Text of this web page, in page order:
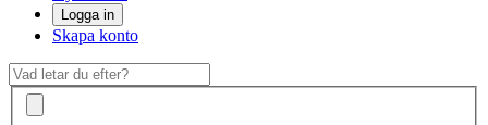
Logga in
Skapa konto